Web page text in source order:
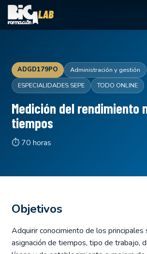
ADGD179PO
Administración y gestión
ESPECIALIDADES SEPE
TODO ONLINE
Medición del rendimiento
tiempos
⏱ 70 horas
Objetivos
Adquirir conocimiento de los principales
asignación de tiempos, tipo de trabajo,